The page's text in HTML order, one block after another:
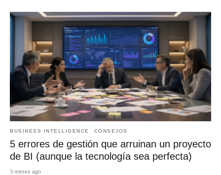
BUSINESS INTELLIGENCE CONSEJOS
5 errores de gestión que arruinan un proyecto
de BI (aunque la tecnología sea perfecta)
3 meses ago